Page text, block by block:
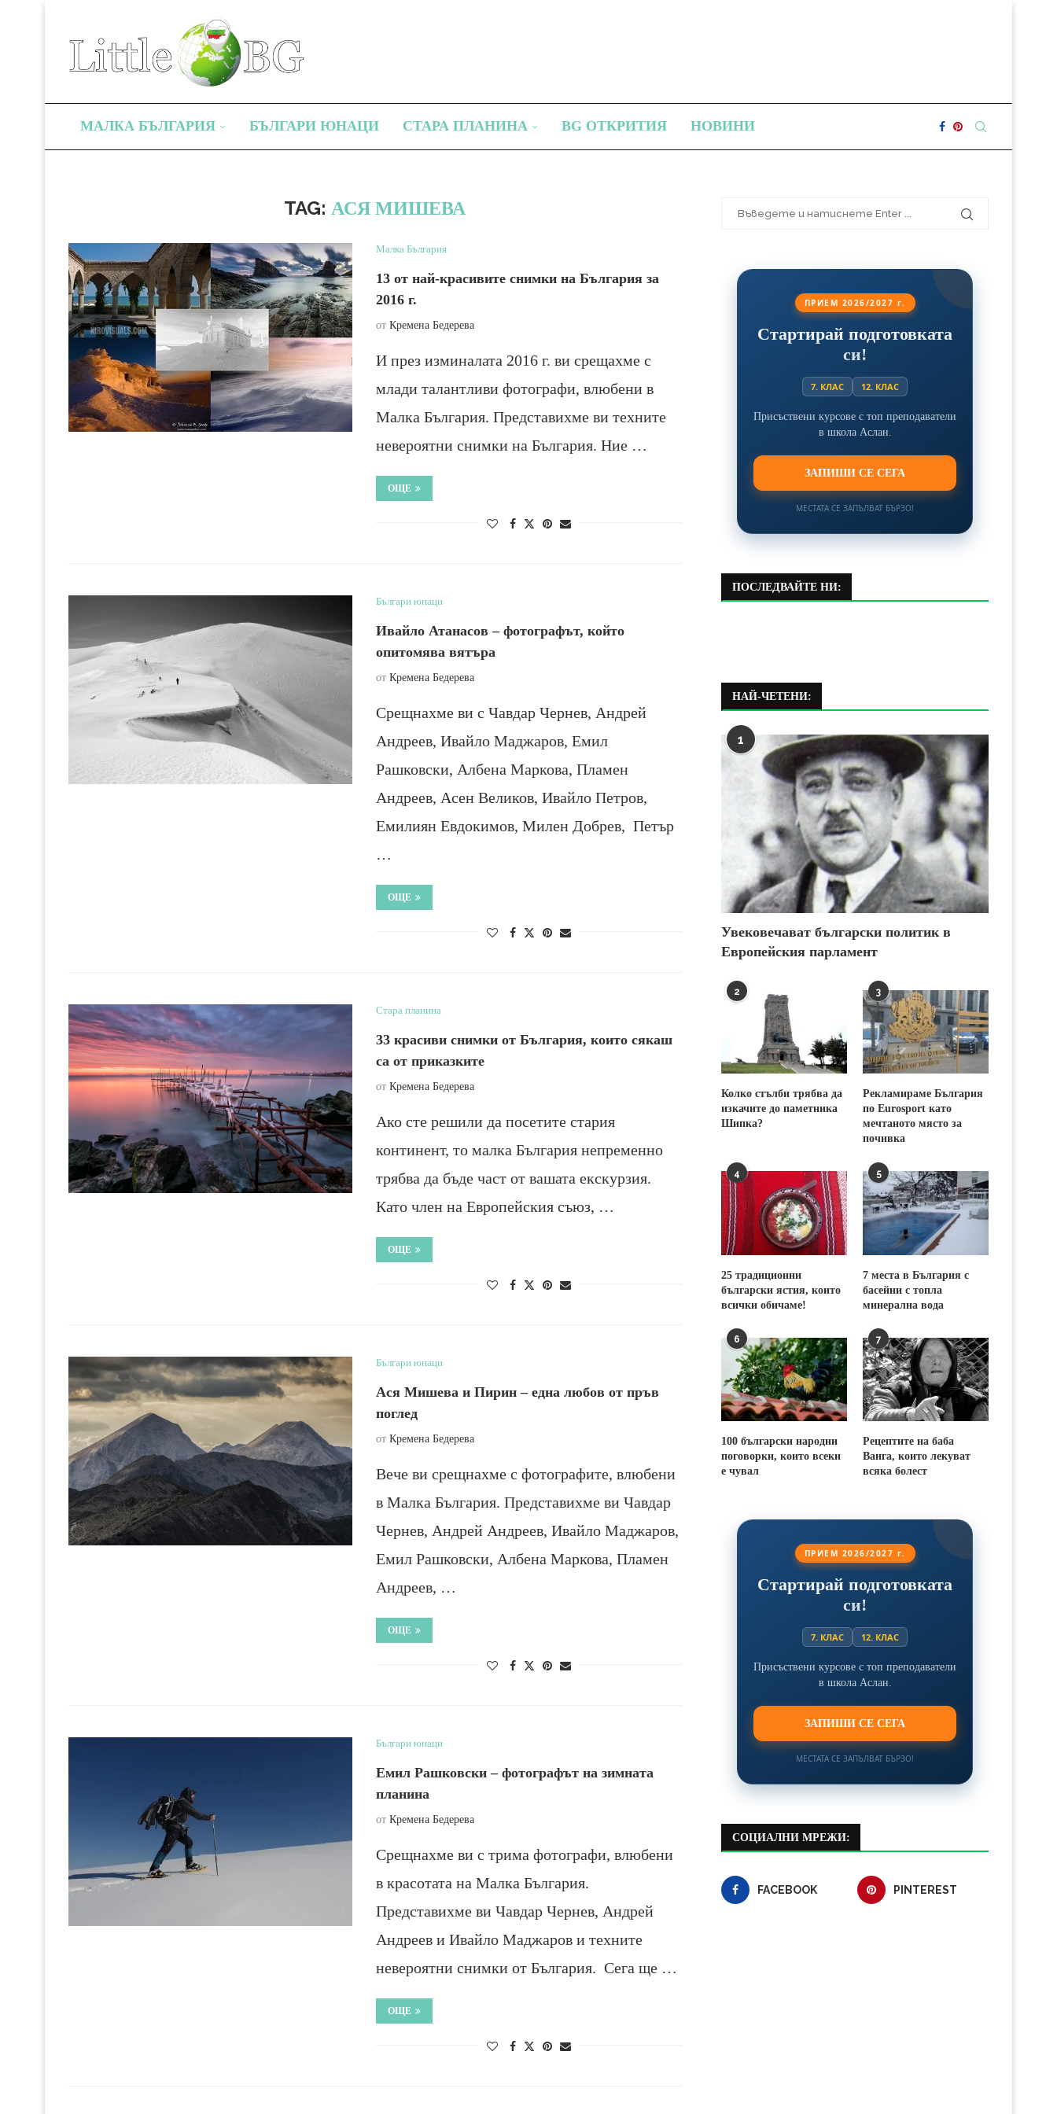
МАЛКА БЪЛГАРИЯ БЪЛГАРИ ЮНАЦИ СТАРА ПЛАНИНА BG ОТКРИТИЯ НОВИНИ
TAG:АСЯ МИШЕВА
Малка България
13 от най-красивите снимки на България за
2016 г.
от Кремена Бедерева
И през изминалата 2016 г. ви срещахме с
млади талантливи фотографи, влюбени в
Малка България. Представихме ви техните
невероятни снимки на България. Ние …
ОЩЕ
Българи юнаци
Ивайло Атанасов – фотографът, който
опитомява вятъра
от Кремена Бедерева
Срещнахме ви с Чавдар Чернев, Андрей
Андреев, Ивайло Маджаров, Емил
Рашковски, Албена Маркова, Пламен
Андреев, Асен Великов, Ивайло Петров,
Емилиян Евдокимов, Милен Добрев, Петър
…
ОЩЕ
Стара планина
33 красиви снимки от България, които сякаш
са от приказките
от Кремена Бедерева
Ако сте решили да посетите стария
континент, то малка България непременно
трябва да бъде част от вашата екскурзия.
Като член на Европейския съюз, …
ОЩЕ
Българи юнаци
Ася Мишева и Пирин – една любов от пръв
поглед
от Кремена Бедерева
Вече ви срещнахме с фотографите, влюбени
в Малка България. Представихме ви Чавдар
Чернев, Андрей Андреев, Ивайло Маджаров,
Емил Рашковски, Албена Маркова, Пламен
Андреев, …
ОЩЕ
Българи юнаци
Емил Рашковски – фотографът на зимната
планина
от Кремена Бедерева
Срещнахме ви с трима фотографи, влюбени
в красотата на Малка България.
Представихме ви Чавдар Чернев, Андрей
Андреев и Ивайло Маджаров и техните
невероятни снимки от България. Сега ще …
ОЩЕ
ПРИЕМ 2026/2027 г.
Стартирай подготовката
си!
7. КЛАС 12. КЛАС
Присъствени курсове с топ преподаватели
в школа Аслан.
ЗАПИШИ СЕ СЕГА
МЕСТАТА СЕ ЗАПЪЛВАТ БЪРЗО!
ПОСЛЕДВАЙТЕ НИ:
НАЙ-ЧЕТЕНИ:
1
Увековечават български политик в
Европейския парламент
2
Колко стълби трябва да
изкачите до паметника
Шипка?
3
Рекламираме България
по Eurosport като
мечтаното място за
почивка
4
25 традиционни
български ястия, които
всички обичаме!
5
7 места в България с
басейни с топла
минерална вода
6
100 български народни
поговорки, които всеки
е чувал
7
Рецептите на баба
Ванга, които лекуват
всяка болест
ПРИЕМ 2026/2027 г.
Стартирай подготовката
си!
7. КЛАС 12. КЛАС
Присъствени курсове с топ преподаватели
в школа Аслан.
ЗАПИШИ СЕ СЕГА
МЕСТАТА СЕ ЗАПЪЛВАТ БЪРЗО!
СОЦИАЛНИ МРЕЖИ:
FACEBOOK PINTEREST